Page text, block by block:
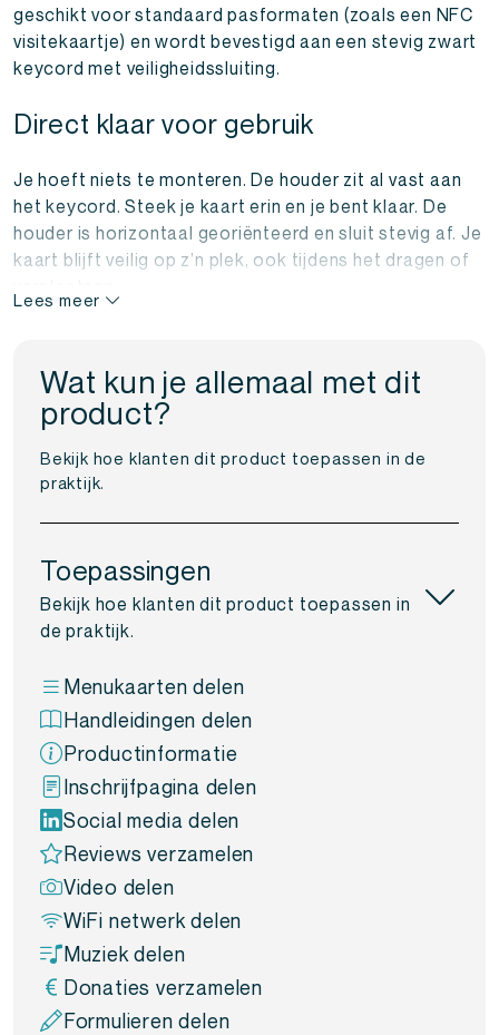
geschikt voor standaard pasformaten (zoals een NFC
visitekaartje) en wordt bevestigd aan een stevig zwart
keycord met veiligheidssluiting.
Direct klaar voor gebruik
Je hoeft niets te monteren. De houder zit al vast aan
het keycord. Steek je kaart erin en je bent klaar. De
houder is horizontaal georiënteerd en sluit stevig af. Je
kaart blijft veilig op z’n plek, ook tijdens het dragen of
gebruik
Of je nu op een netwerkborrel staat of werkt in een
omgeving met veel bezoekers: met dit keycord zie je er
verzorgd uit én heb je je kaart altijd klaar om te delen.
Lees meer
Wat kun je allemaal met dit
product?
Bekijk hoe klanten dit product toepassen in de
praktijk.
Toepassingen
Bekijk hoe klanten dit product toepassen in
de praktijk.
Menukaarten delen
Handleidingen delen
Productinformatie
Inschrijfpagina delen
Social media delen
Reviews verzamelen
Video delen
WiFi netwerk delen
Muziek delen
Donaties verzamelen
Formulieren delen